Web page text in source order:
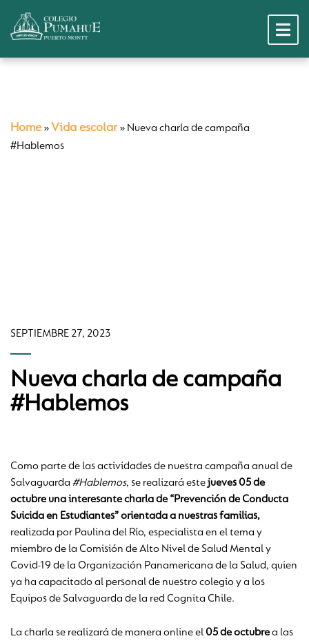
Home » Vida escolar» Nueva charla de campaña
#Hablemos
SEPTIEMBRE 27, 2023
Nueva charla de campaña
#Hablemos
Como parte de las actividades de nuestra campaña anual de
Salvaguarda #Hablemos, se realizará estejueves 05 de
octubre una interesante charla de “Prevención de Conducta
Suicida en Estudiantes” orientada a nuestras familias,
realizada por Paulina del Río, especialista en el tema y
miembro de la Comisión de Alto Nivel de Salud Mental y
Covid-19 de la Organización Panamericana de la Salud, quien
ya ha capacitado al personal de nuestro colegio y a los
Equipos de Salvaguarda de la red Cognita Chile.
La charla se realizará de manera online el05 de octubrea las